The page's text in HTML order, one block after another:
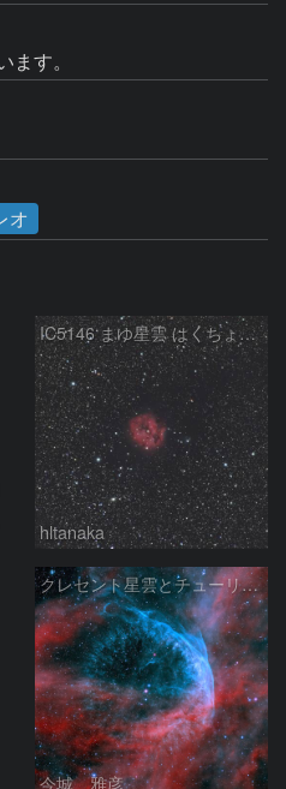
す。
オ
IC5146 まゆ星雲 はくちょう座
hltanaka
クレセント星雲とチューリップ星雲の真ん中あたりにある星雲 NGC6883 ???
今城 雅彦